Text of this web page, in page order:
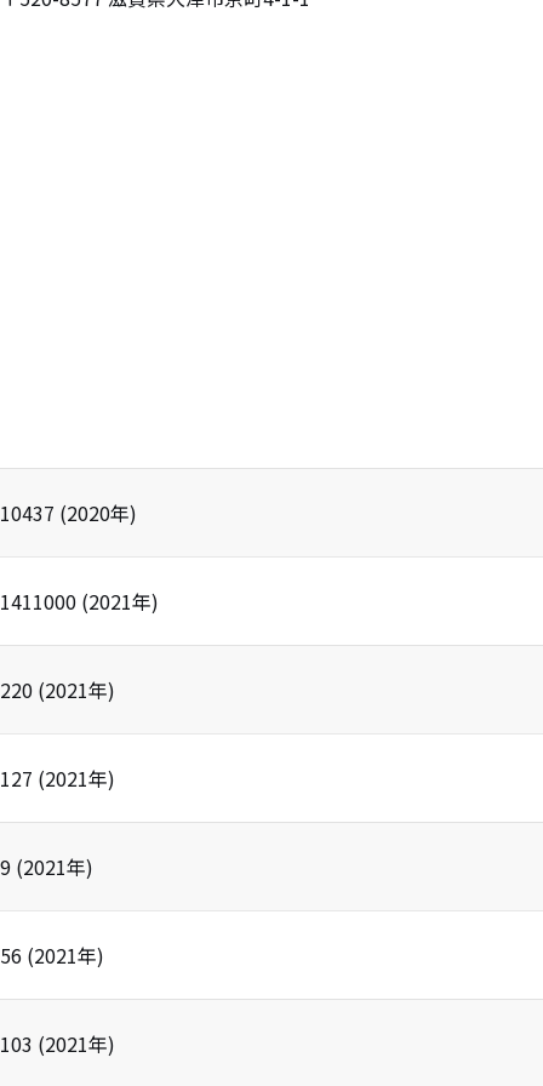
10437 (2020年)
1411000 (2021年)
220 (2021年)
127 (2021年)
9 (2021年)
56 (2021年)
103 (2021年)